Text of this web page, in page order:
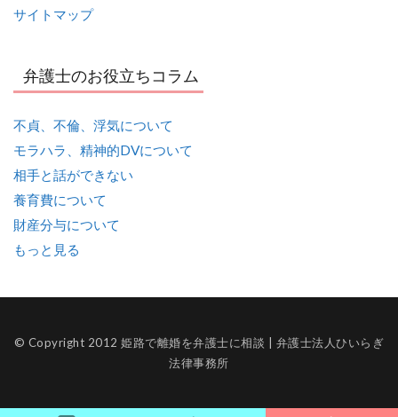
サイトマップ
弁護士のお役立ちコラム
不貞、不倫、浮気について
モラハラ、精神的DVについて
相手と話ができない
養育費について
財産分与について
もっと見る
© Copyright 2012 姫路で離婚を弁護士に相談 | 弁護士法人ひいらぎ
法律事務所